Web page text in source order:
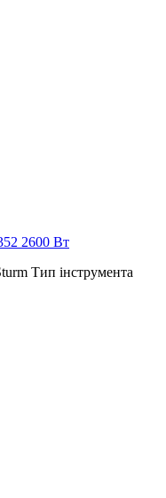
2600 Вт
Тип інструмента